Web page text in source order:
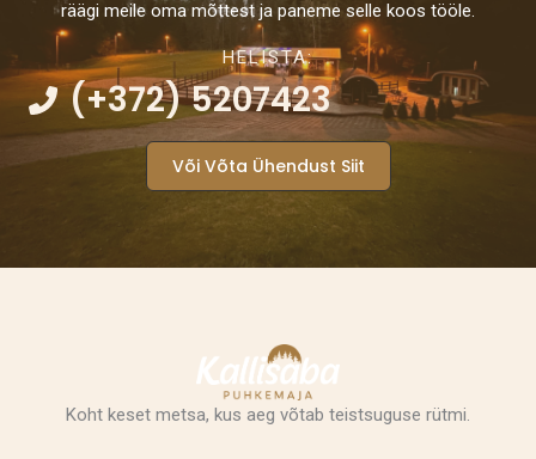
räägi meile oma mõttest ja paneme selle koos tööle.
HELISTA:
(+372) 5207423
Või Võta Ühendust Siit
Koht keset metsa, kus aeg võtab teistsuguse rütmi.